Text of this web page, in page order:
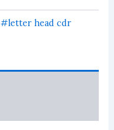
#letter head cdr